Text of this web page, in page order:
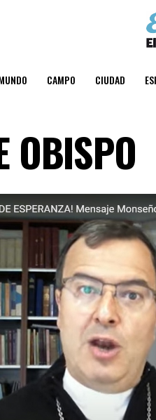
CAMPO CIUDAD
OBISPO